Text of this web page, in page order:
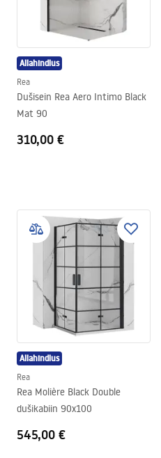
Allahindlus
Rea
Dušisein Rea Aero Intimo Black
Mat 90
310,00 €
Allahindlus
Rea
Rea Molière Black Double
dušikabiin 90x100
545,00 €